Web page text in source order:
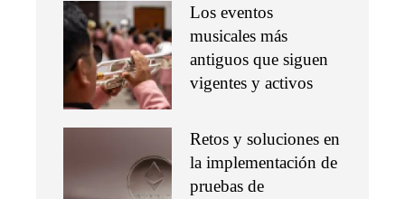
Los eventos
musicales más
antiguos que siguen
vigentes y activos
Retos y soluciones en
la implementación de
pruebas de